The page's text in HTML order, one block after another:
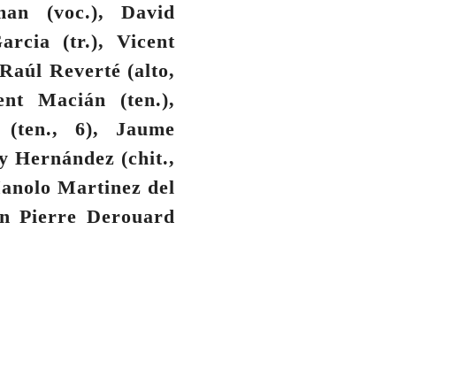
(voc.), David
(tr.), Vicent
Reverté (alto,
Macián (ten.),
6), Jaume
Hernández (chit.,
Martinez del
Pierre Derouard